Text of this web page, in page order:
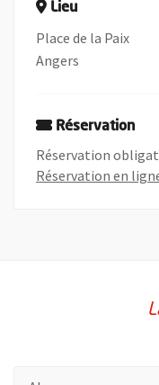
Lieu
Place de la Paix
Angers
Réservation
Réservation
Réservation en